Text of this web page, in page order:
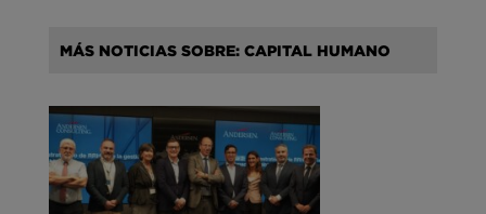
MÁS NOTICIAS SOBRE: CAPITAL HUMANO